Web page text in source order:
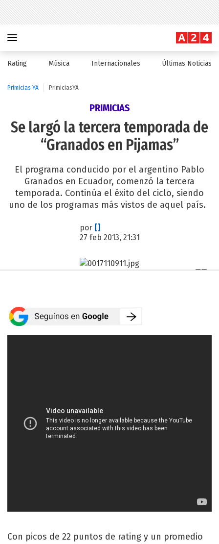
Rating Música Internacionales Últimas Noticias
Primicias YA PrimiciasYA
PRIMICIAS
Se largó la tercera temporada de
“Granados en Pijamas”
El programa conducido por el argentino Pablo
Granados en Ecuador, comenzó la tercera
temporada. Continúa el éxito del ciclo, siendo
uno de los programas más vistos de aquel país.
por []
27 feb 2013, 21:31
Con picos de 22 puntos de rating y un promedio